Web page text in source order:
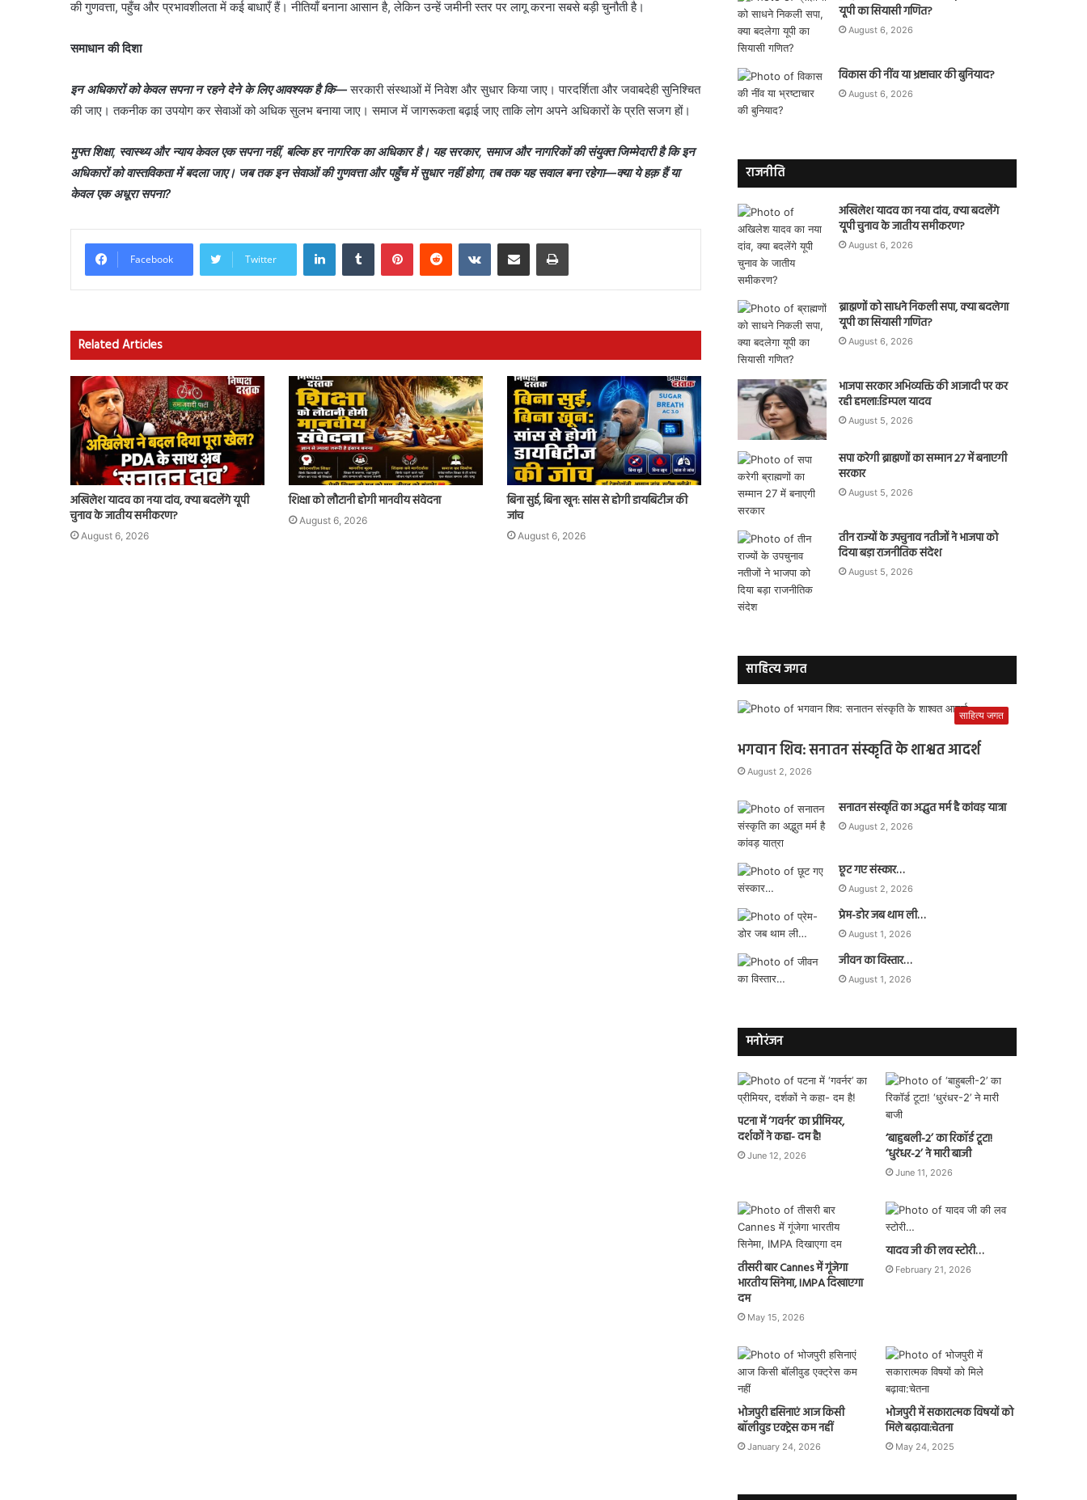
की गुणवत्ता, पहुँच और प्रभावशीलता में कई बाधाएँ हैं। नीतियाँ बनाना आसान है, लेकिन उन्हें जमीनी स्तर पर लागू करना सबसे बड़ी चुनौती है।
समाधान की दिशा
इन अधिकारों को केवल सपना न रहने देने के लिए आवश्यक है कि—सरकारी संस्थाओं में निवेश और सुधार किया जाए। पारदर्शिता और जवाबदेही सुनिश्चित
की जाए। तकनीक का उपयोग कर सेवाओं को अधिक सुलभ बनाया जाए। समाज में जागरूकता बढ़ाई जाए ताकि लोग अपने अधिकारों के प्रति सजग हों।
मुफ्त शिक्षा, स्वास्थ्य और न्याय केवल एक सपना नहीं, बल्कि हर नागरिक का अधिकार है। यह सरकार, समाज और नागरिकों की संयुक्त जिम्मेदारी है कि इन
अधिकारों को वास्तविकता में बदला जाए। जब तक इन सेवाओं की गुणवत्ता और पहुँच में सुधार नहीं होगा, तब तक यह सवाल बना रहेगा—क्या ये हक़ हैं या
केवल एक अधूरा सपना?
Facebook Twitter
LinkedInTumblr PinterestReddit VKontakteShare via Email Print
Related Articles
अखिलेश यादव का नया दांव, क्या बदलेंगे यूपी
चुनाव के जातीय समीकरण?
August 6, 2026
शिक्षा को लौटानी होगी मानवीय संवेदना
August 6, 2026
बिना सुई, बिना खून: सांस से होगी डायबिटीज की
जांच
August 6, 2026
यूपी का सियासी गणित?
August 6, 2026
विकास की नींव या भ्रष्टाचार की बुनियाद?
August 6, 2026
राजनीति
अखिलेश यादव का नया दांव, क्या बदलेंगे
यूपी चुनाव के जातीय समीकरण?
August 6, 2026
ब्राह्मणों को साधने निकली सपा, क्या बदलेगा
यूपी का सियासी गणित?
August 6, 2026
भाजपा सरकार अभिव्यक्ति की आजादी पर कर
रही हमला:डिम्पल यादव
August 5, 2026
सपा करेगी ब्राह्मणों का सम्मान 27 में बनाएगी
सरकार
August 5, 2026
तीन राज्यों के उपचुनाव नतीजों ने भाजपा को
दिया बड़ा राजनीतिक संदेश
August 5, 2026
साहित्य जगत
साहित्य जगत
भगवान शिव: सनातन संस्कृति के शाश्वत आदर्श
August 2, 2026
सनातन संस्कृति का अद्भुत मर्म है कांवड़ यात्रा
August 2, 2026
छूट गए संस्कार…
August 2, 2026
प्रेम-डोर जब थाम ली…
August 1, 2026
जीवन का विस्तार…
August 1, 2026
मनोरंजन
पटना में ‘गवर्नर’ का प्रीमियर,
दर्शकों ने कहा- दम है!
June 12, 2026
‘बाहुबली-2’ का रिकॉर्ड टूटा!
‘धुरंधर-2’ ने मारी बाजी
June 11, 2026
तीसरी बार Cannes में गूंजेगा
भारतीय सिनेमा, IMPA दिखाएगा
दम
May 15, 2026
यादव जी की लव स्टोरी…
February 21, 2026
भोजपुरी हसिनाएं आज किसी
बॉलीवुड एक्ट्रेस कम नहीं
January 24, 2026
भोजपुरी में सकारात्मक विषयों को
मिले बढ़ावा:चेतना
May 24, 2025